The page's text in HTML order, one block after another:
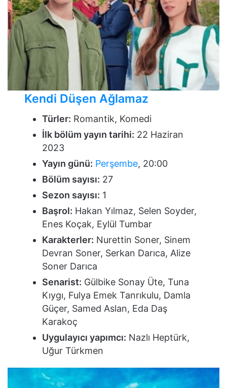
Kendi Düşen Ağlamaz
Türler: Romantik, Komedi
İlk bölüm yayın tarihi: 22 Haziran
2023
Yayın günü: Perşembe, 20:00
Bölüm sayısı: 27
Sezon sayısı: 1
Başrol: Hakan Yılmaz, Selen Soyder,
Enes Koçak, Eylül Tumbar
Karakterler: Nurettin Soner, Sinem
Devran Soner, Serkan Darıca, Alize
Soner Darıca
Senarist: Gülbike Sonay Üte, Tuna
Kıygı, Fulya Emek Tanrıkulu, Damla
Güçer, Samed Aslan, Eda Daş
Karakoç
Uygulayıcı yapımcı: Nazlı Heptürk,
Uğur Türkmen